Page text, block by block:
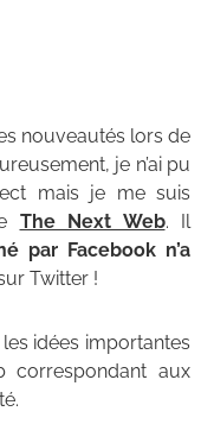
nouveautés lors de
je n’ai pu
mais je me suis
The Next Web. Il
par Facebook n’a
Twitter !
idées importantes
correspondant aux